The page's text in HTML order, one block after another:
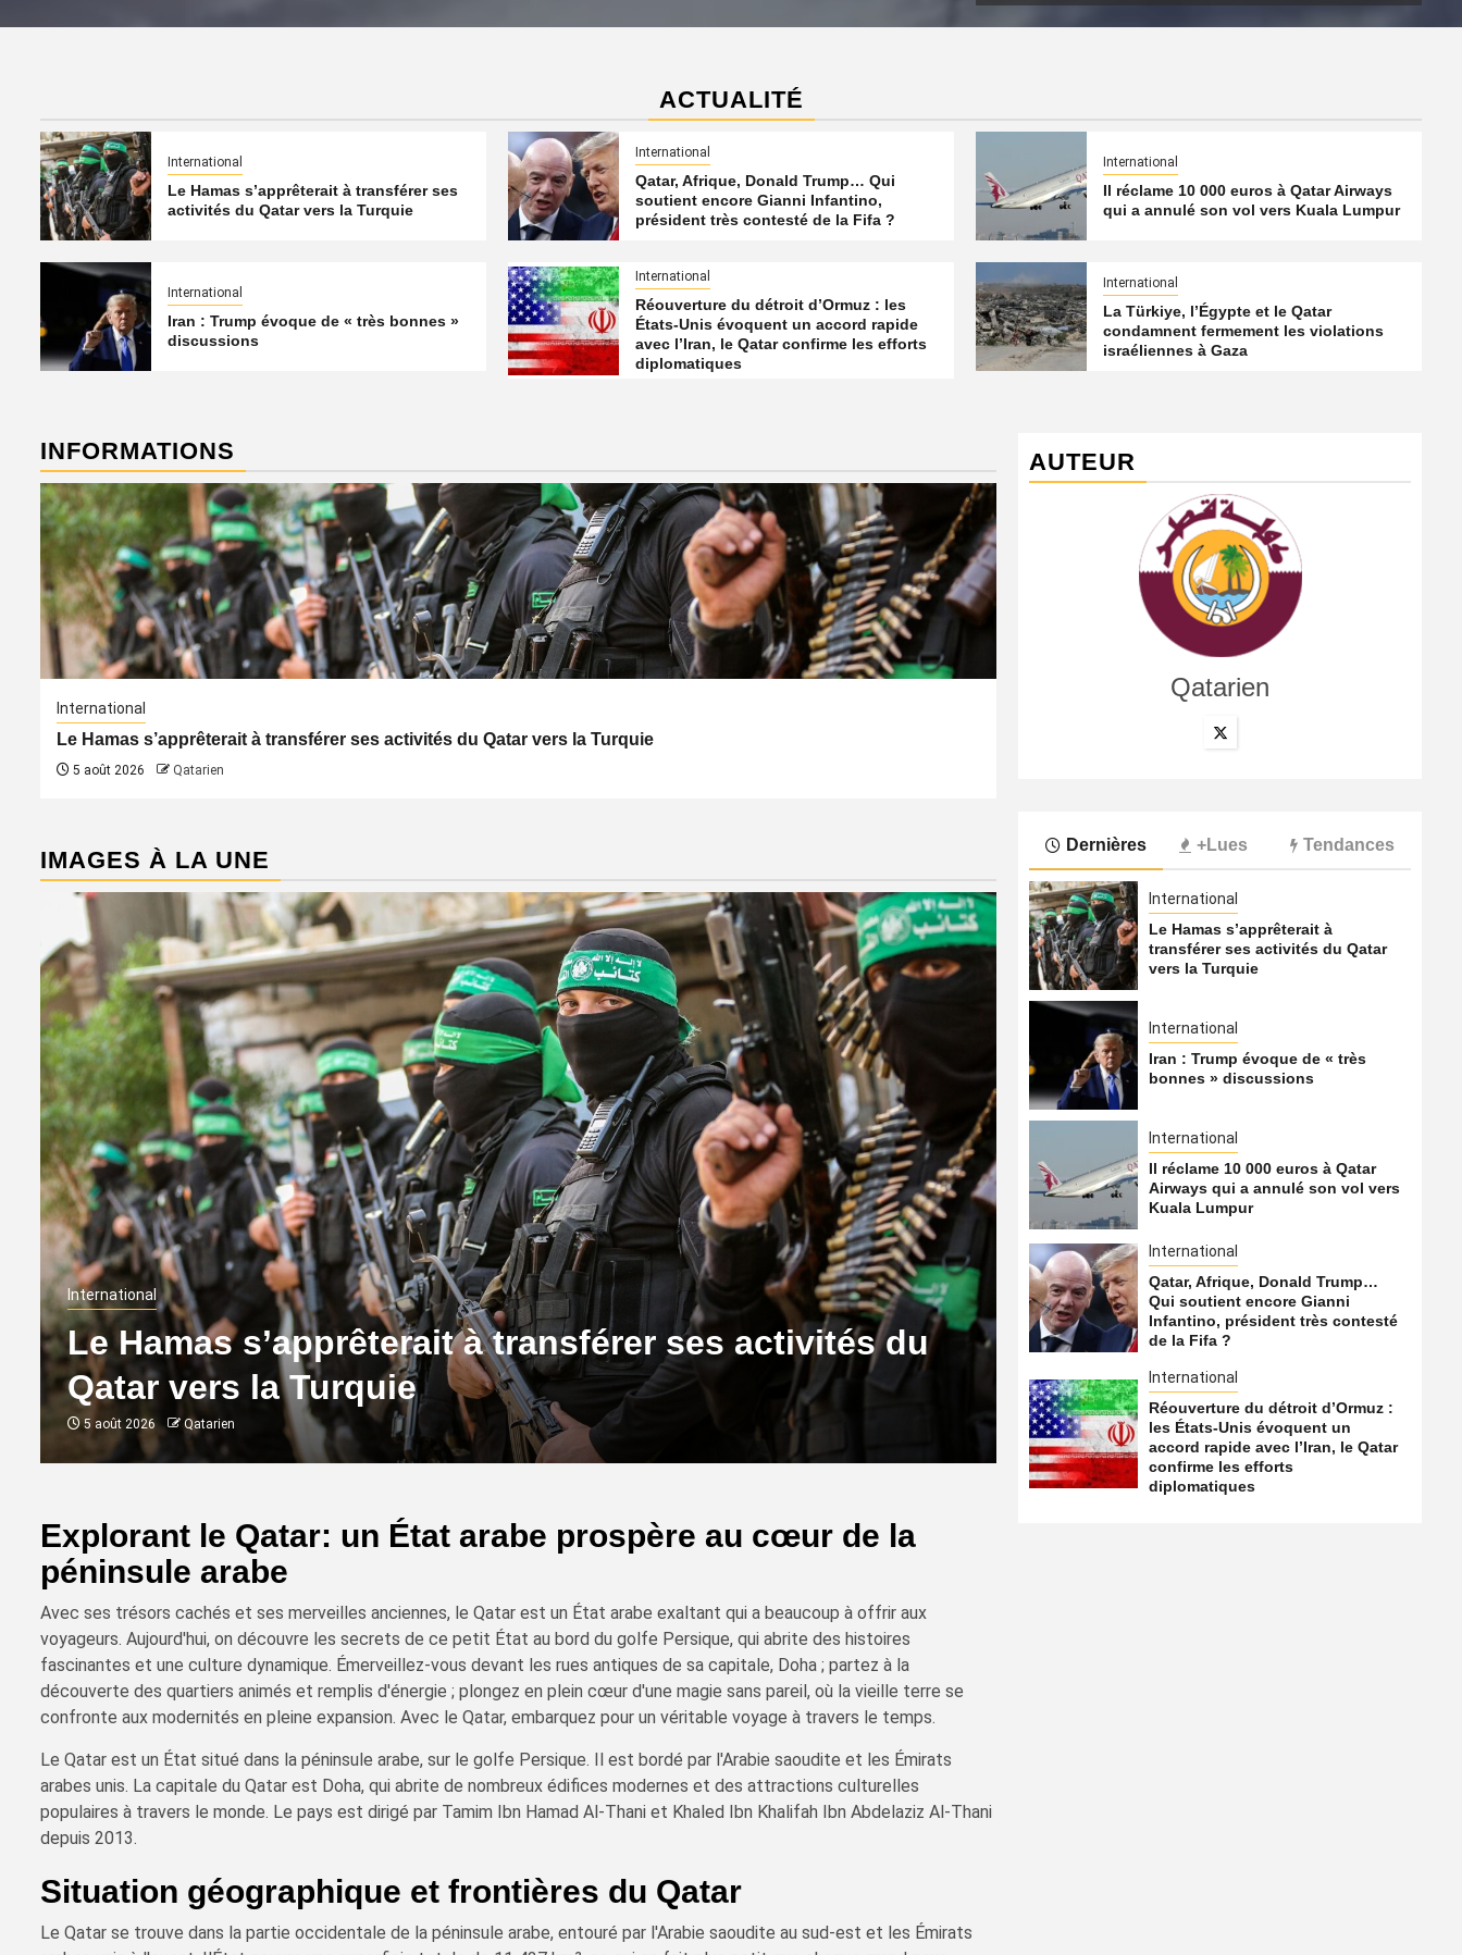
ACTUALITÉ
International
Le Hamas s’apprêterait à transférer ses
activités du Qatar vers la Turquie
International
Qatar, Afrique, Donald Trump… Qui
soutient encore Gianni Infantino,
président très contesté de la Fifa ?
International
Il réclame 10 000 euros à Qatar Airways
qui a annulé son vol vers Kuala Lumpur
International
Iran : Trump évoque de « très bonnes »
discussions
International
Réouverture du détroit d’Ormuz : les
États-Unis évoquent un accord rapide
avec l’Iran, le Qatar confirme les efforts
diplomatiques
International
La Türkiye, l’Égypte et le Qatar
condamnent fermement les violations
israéliennes à Gaza
INFORMATIONS
International
Le Hamas s’apprêterait à transférer ses activités du Qatar vers la Turquie
5 août 2026 Qatarien
Qatar, Afrique, Donald Trump… Qui soutient encore
IMAGES À LA UNE
International
Le Hamas s’apprêterait à transférer ses activités du
Qatar vers la Turquie
5 août 2026 Qatarien
International
Qatar, Afrique, Donald
Gianni Infantino,
5 août 2026 Qatarien
Explorant le Qatar: un État arabe prospère au cœur de la
péninsule arabe
Avec ses trésors cachés et ses merveilles anciennes, le Qatar est un État arabe exaltant qui a beaucoup à offrir aux
voyageurs. Aujourd'hui, on découvre les secrets de ce petit État au bord du golfe Persique, qui abrite des histoires
fascinantes et une culture dynamique. Émerveillez-vous devant les rues antiques de sa capitale, Doha ; partez à la
découverte des quartiers animés et remplis d'énergie ; plongez en plein cœur d'une magie sans pareil, où la vieille terre se
confronte aux modernités en pleine expansion. Avec le Qatar, embarquez pour un véritable voyage à travers le temps.
Le Qatar est un État situé dans la péninsule arabe, sur le golfe Persique. Il est bordé par l'Arabie saoudite et les Émirats
arabes unis. La capitale du Qatar est Doha, qui abrite de nombreux édifices modernes et des attractions culturelles
populaires à travers le monde. Le pays est dirigé par Tamim Ibn Hamad Al-Thani et Khaled Ibn Khalifah Ibn Abdelaziz Al-Thani
depuis 2013.
Situation géographique et frontières du Qatar
Le Qatar se trouve dans la partie occidentale de la péninsule arabe, entouré par l'Arabie saoudite au sud-est et les Émirats
AUTEUR
Qatarien
Dernières +Lues Tendances
International
Le Hamas s’apprêterait à
transférer ses activités du Qatar
vers la Turquie
International
Iran : Trump évoque de « très
bonnes » discussions
International
Il réclame 10 000 euros à Qatar
Airways qui a annulé son vol vers
Kuala Lumpur
International
Qatar, Afrique, Donald Trump…
Qui soutient encore Gianni
Infantino, président très contesté
de la Fifa ?
International
Réouverture du détroit d’Ormuz :
les États-Unis évoquent un
accord rapide avec l’Iran, le Qatar
confirme les efforts
diplomatiques